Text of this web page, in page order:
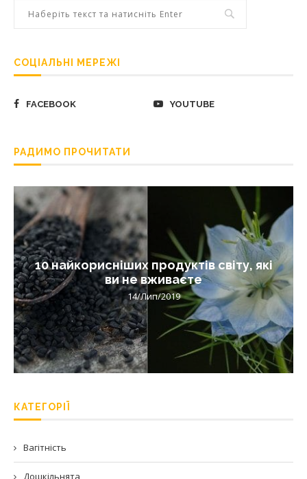
СОЦІАЛЬНІ МЕРЕЖІ
FACEBOOK YOUTUBE
РАДИМО ПРОЧИТАТИ
10 найкорисніших продуктів світу, які
ви не вживаєте
14/Лип/2019
КАТЕГОРІЇ
Вагітність
Дошкільнята